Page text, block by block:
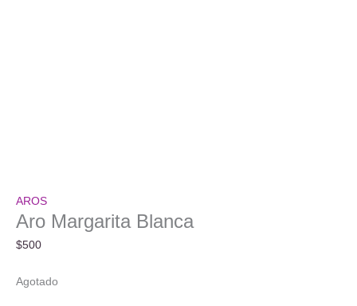
AROS
Aro Margarita Blanca
$500
Agotado